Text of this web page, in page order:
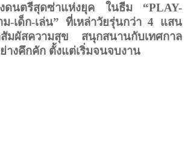
ดนตรีสุดซ่าแห่งยุค ในธีม “PLAY-
-เด็ก-เล่น” ที่เหล่าวัยรุ่นกว่า4 แสน
มผัสความสุข สนุกสนานกับเทศกาล
างคึกคัก ตั้งแต่เริ่มจนจบงาน